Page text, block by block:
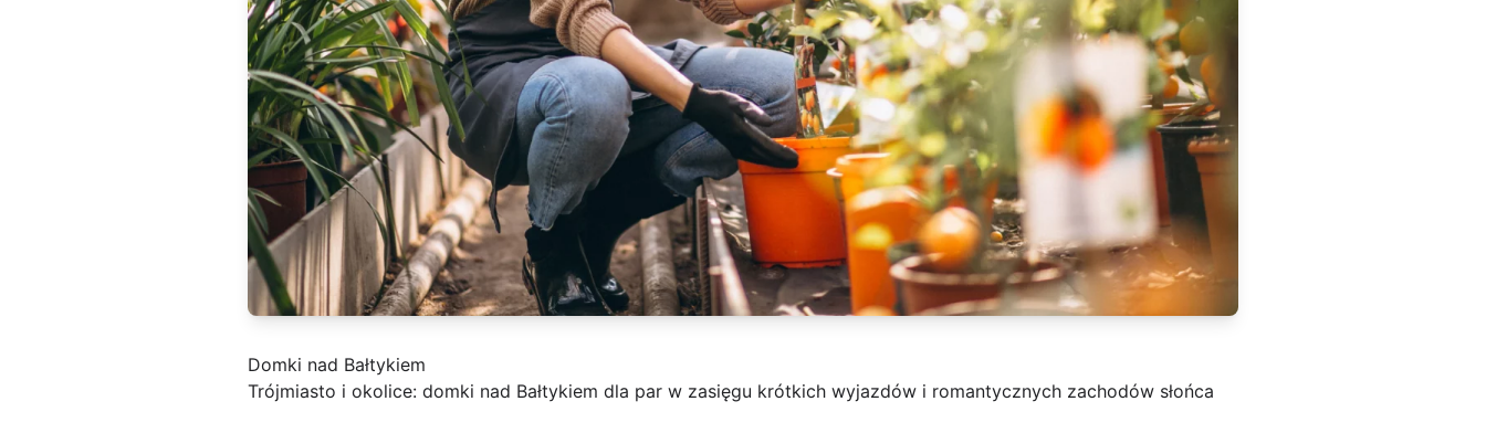
Domki nad Bałtykiem
Trójmiasto i okolice: domki nad Bałtykiem dla par w zasięgu krótkich wyjazdów i romantycznych zachodów słońca